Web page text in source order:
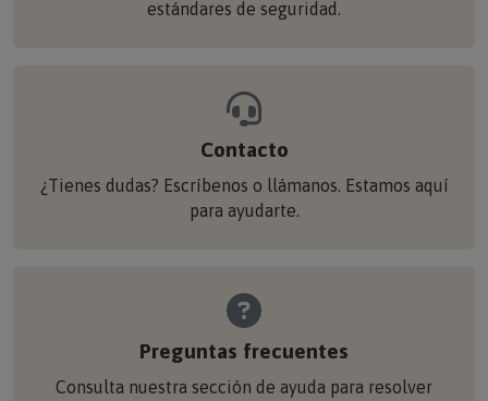
estándares de seguridad.
Contacto
¿Tienes dudas? Escríbenos o llámanos. Estamos aquí
para ayudarte.
Preguntas frecuentes
Consulta nuestra sección de ayuda para resolver